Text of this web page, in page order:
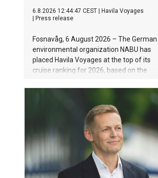
6.8.2026 12:44:47 CEST
Havila Voyages
Press release
Fosnavåg, 6 August 2026 – The German
environmental organization NABU has
placed Havila Voyages at the top of its
cruise ranking for 2026, based on the
Norwegian coast. As was the case last
year, the ships operated by the family-run
company are setting the benchmark for
the cruise industry.